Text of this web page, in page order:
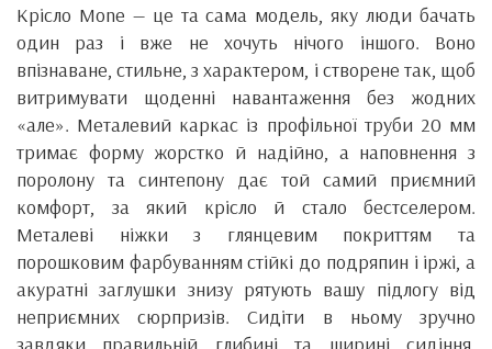
Крісло Mone — це та сама модель, яку люди бачать
один раз і вже не хочуть нічого іншого. Воно
впізнаване, стильне, з характером, і створене так, щоб
витримувати щоденні навантаження без жодних
«але». Металевий каркас із профільної труби 20 мм
тримає форму жорстко й надійно, а наповнення з
поролону та синтепону дає той самий приємний
комфорт, за який крісло й стало бестселером.
Металеві ніжки з глянцевим покриттям та
порошковим фарбуванням стійкі до подряпин і іржі, а
акуратні заглушки знизу рятують вашу підлогу від
неприємних сюрпризів. Сидіти в ньому зручно
завдяки правильній глибині та ширині сидіння,